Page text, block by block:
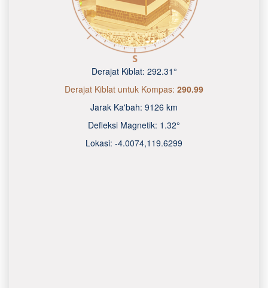
Derajat Kiblat: 292.31°
Derajat Kiblat untuk Kompas: 290.99
Jarak Ka'bah: 9126 km
Defleksi Magnetik: 1.32°
Lokasi: -4.0074,119.6300